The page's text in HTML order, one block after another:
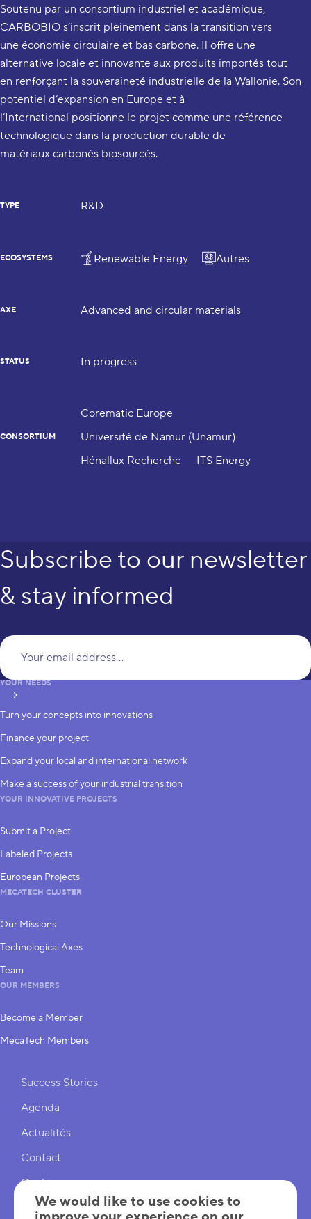
Soutenu par un consortium industriel et académique,
CARBOBIO s’inscrit pleinement dans la transition vers
une économie circulaire et bas carbone. Il offre une
alternative locale et innovante aux produits importés tout
en renforçant la souveraineté industrielle de la Wallonie. Son
potentiel d’expansion en Europe et à
l’International positionne le projet comme une référence
technologique dans la production durable de
matériaux carbonés biosourcés.
TYPE R&D
ECOSYSTEMS Renewable Energy Autres
AXE Advanced and circular materials
STATUS In progress
CONSORTIUM
Corematic Europe
Université de Namur (Unamur)
Hénallux Recherche
ITS Energy
Subscribe to our newsletter
& stay informed
subscribe
YOUR NEEDS
Turn your concepts into innovations
Finance your project
Expand your local and international network
Make a success of your industrial transition
YOUR INNOVATIVE PROJECTS
Submit a Project
Labeled Projects
European Projects
MECATECH CLUSTER
Our Missions
Technological Axes
Team
OUR MEMBERS
Become a Member
MecaTech Members
Shortcuts
Success Stories
Agenda
Actualités
Contact
Cookies
Cookies Settings
We would like to use cookies to